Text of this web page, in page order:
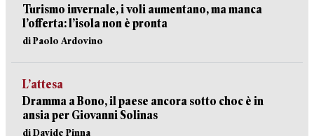
Turismo invernale, i voli aumentano, ma manca
l’offerta: l’isola non è pronta
di Paolo Ardovino
L’attesa
Dramma a Bono, il paese ancora sotto choc è in
ansia per Giovanni Solinas
di Davide Pinna